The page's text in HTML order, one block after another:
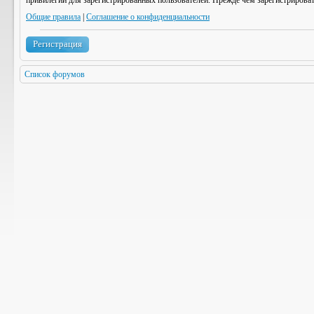
Общие правила Соглашение о конфиденциальности
Регистрация
Список форумов